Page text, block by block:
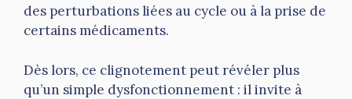
des perturbations liées au cycle ou à la prise de
certains médicaments.
Dès lors, ce clignotement peut révéler plus
qu’un simple dysfonctionnement : il invite à